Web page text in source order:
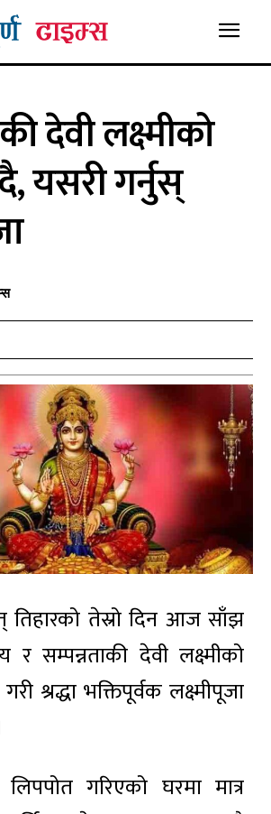
देवी लक्ष्मीको
यसरी गर्नुस्
तिहारको तेस्रो दिन आज साँझ
र सम्पन्नताकी देवी लक्ष्मीको
श्रद्धा भक्तिपूर्वक लक्ष्मीपूजा
गरिएको घरमा मात्र